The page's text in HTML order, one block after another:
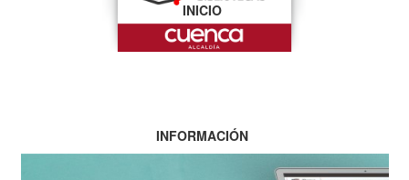
INICIO
INFORMACIÓN